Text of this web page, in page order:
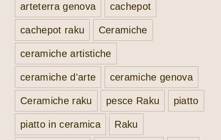
arteterra genova cachepot
cachepot raku Ceramiche
ceramiche artistiche
ceramiche d'arte ceramiche genova
Ceramiche raku pesce Raku piatto
piatto in ceramica Raku